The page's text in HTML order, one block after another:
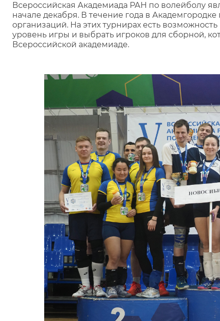
Всероссийская Академиада РАН по волейболу
начале декабря. В течение года в
организаций. На этих турнирах есть
уровень игры и выбрать игроков для сборной,
Всероссийской академиаде.